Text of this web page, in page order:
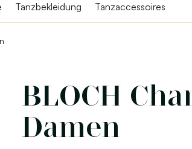
Tanzbekleidung Tanzaccessoires
BLOCH
Damen